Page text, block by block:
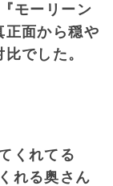
モーリーン
正面から穏や
でした。
くれてる
れる奥さん